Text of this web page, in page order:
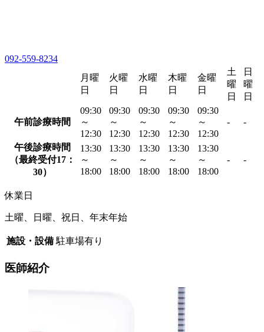
092-559-8234
月曜
日
火曜
日
水曜
日
木曜
日
金曜
日
土
曜
日
日
曜
日
午前診療時間
09:30
～
12:30
09:30
～
12:30
09:30
～
12:30
09:30
～
12:30
09:30
～
12:30
- -
午後診療時間
（最終受付17：
30）
13:30
～
18:00
13:30
～
18:00
13:30
～
18:00
13:30
～
18:00
13:30
～
18:00
- -
休業日
土曜、日曜、祝日、年末年始
施設・設備 駐車場有り
医師紹介